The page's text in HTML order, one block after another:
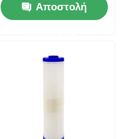
ανταλλαγής ιόντων
Αποστολή